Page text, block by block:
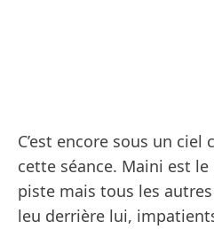
C’est encore sous un
cette séance. Maini est
piste mais tous les
leu derrière lui,